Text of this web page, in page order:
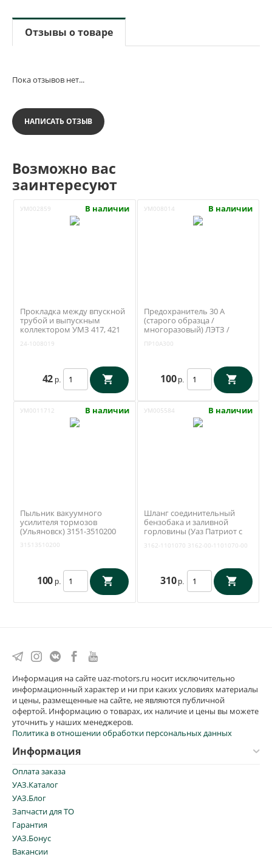
Отзывы о товаре
Пока отзывов нет...
НАПИСАТЬ ОТЗЫВ
Возможно вас
заинтересуют
УМ002859 В наличии
Прокладка между впускной
трубой и выпускным
коллектором УМЗ 417, 421
Ульяновск) 24-1008019
24-1008019
42 р.
УМ008014 В наличии
Предохранитель 30 А
(старого образца /
многоразовый) ЛЭТЗ /
ПР10А300
100 р.
УМ0011712 В наличии
Пыльник вакуумного
усилителя тормозов
(Ульяновск) 3151-3510200
31513510200
100 р.
УМ005584 В наличии
Шланг соединительный
бензобака и заливной
горловины (Уаз Патриот с
3162-1101070
3162-1101070 3162-00-1101070-00
310 р.
Информация на сайте uaz-motors.ru носит исключительно
информационный характер и ни при каких условиях материалы
и цены, размещенные на сайте, не являются публичной
офертой. Информацию о товарах, их наличие и цены вы можете
уточнить у наших менеджеров.
Политика в отношении обработки персональных данных
Информация
Оплата заказа
УАЗ.Каталог
УАЗ.Блог
Запчасти для ТО
Гарантия
УАЗ.Бонус
Вакансии